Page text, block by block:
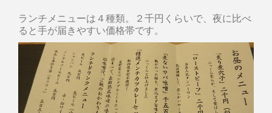
ランチメニューは４種類。２千円くらいで、夜に比べ
ると手が届きやすい価格帯です。